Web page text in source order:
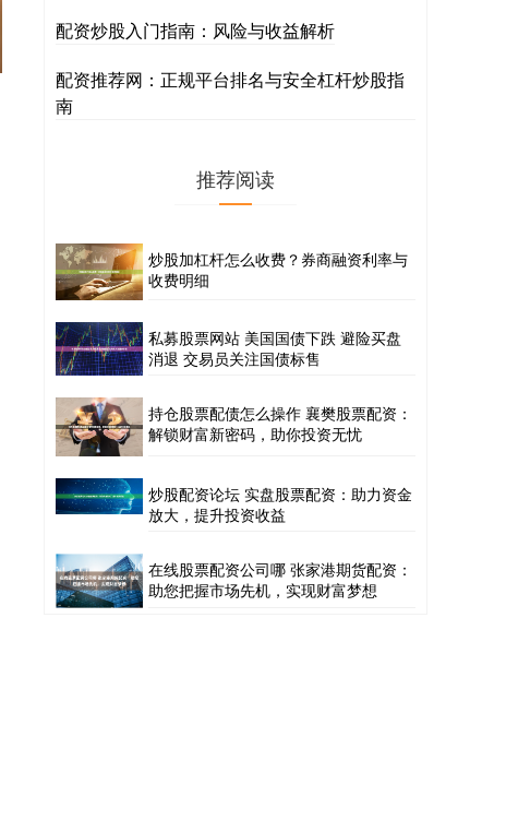
配资炒股入门指南：风险与收益解析
配资推荐网：正规平台排名与安全杠杆炒股指
南
推荐阅读
炒股加杠杆怎么收费？券商融资利率与
收费明细
私募股票网站 美国国债下跌 避险买盘
消退 交易员关注国债标售
持仓股票配债怎么操作 襄樊股票配资：
解锁财富新密码，助你投资无忧
炒股配资论坛 实盘股票配资：助力资金
放大，提升投资收益
在线股票配资公司哪 张家港期货配资：
助您把握市场先机，实现财富梦想